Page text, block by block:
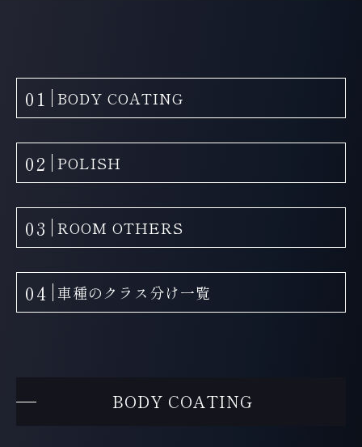
01 BODY COATING
02 POLISH
03 ROOM OTHERS
04 車種のクラス分け一覧
BODY COATING